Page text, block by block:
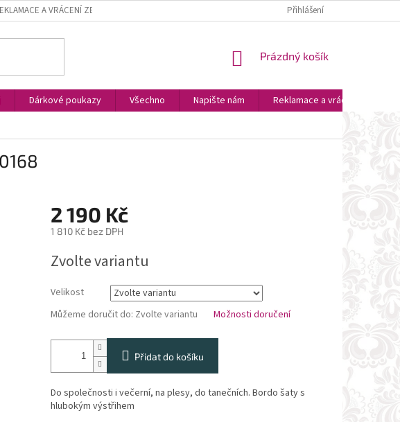
A VRÁCENÍ ZBOŽÍ OSOBNÍ VYZVEDNUTÍ
Přihlášení
NÁKUPNÍ
Prázdný košík
Dárkové poukazy Všechno Napište nám
Reklamace a vrácení zboží
2 190 Kč
1 810 Kč bez DPH
cena:
Zvolte variantu
Velikost
Můžeme doručit do: Zvolte variantu Možnosti doručení
Přidat do košíku
Do společnosti i večerní, na plesy, do tanečních. Bordo šaty s
hlubokým výstřihem